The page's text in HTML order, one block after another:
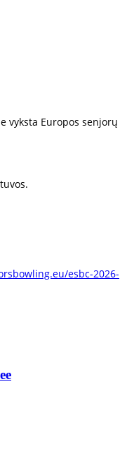
vyksta Europos senjorų
esbc-2026-